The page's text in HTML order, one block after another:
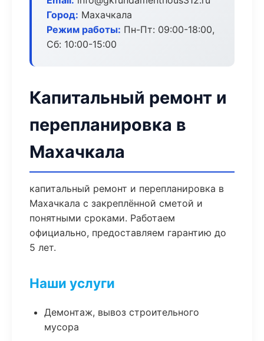
Город: Махачкала
Режим работы: Пн-Пт: 09:00-18:00,
Сб: 10:00-15:00
Капитальный ремонт и
перепланировка в
Махачкала
капитальный ремонт и перепланировка в
Махачкала с закреплённой сметой и
понятными сроками. Работаем
официально, предоставляем гарантию до
5 лет.
Наши услуги
Демонтаж, вывоз строительного
мусора